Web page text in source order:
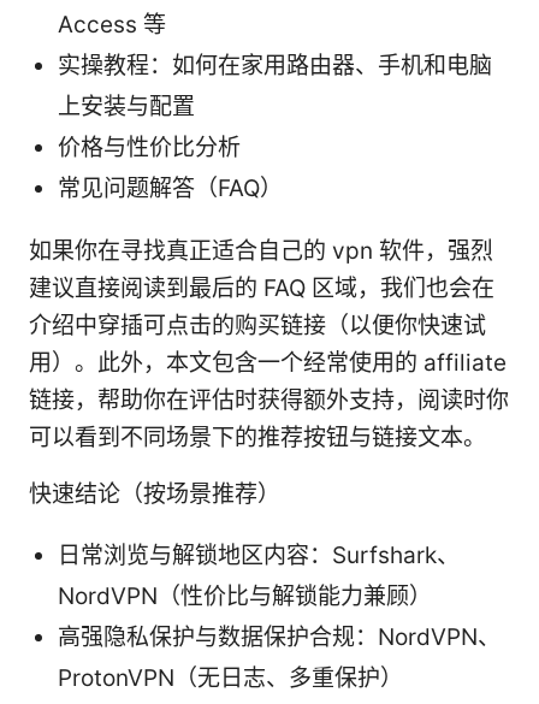
Access 等
实操教程：如何在家用路由器、手机和电脑
上安装与配置
价格与性价比分析
常见问题解答（FAQ）
如果你在寻找真正适合自己的 vpn 软件，强烈
建议直接阅读到最后的 FAQ 区域，我们也会在
介绍中穿插可点击的购买链接（以便你快速试
用）。此外，本文包含一个经常使用的 affiliate
链接，帮助你在评估时获得额外支持，阅读时你
可以看到不同场景下的推荐按钮与链接文本。
快速结论（按场景推荐）
日常浏览与解锁地区内容：Surfshark、
NordVPN（性价比与解锁能力兼顾）
高强隐私保护与数据保护合规：NordVPN、
ProtonVPN（无日志、多重保护）